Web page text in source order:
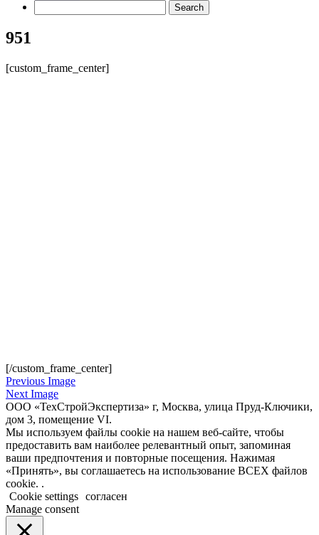
951
[custom_frame_center]
[/custom_frame_center]
Previous Image
Next Image
ООО «ТехСтройЭкспертиза» г, Москва, улица Пруд-Ключики,
дом 3, помещение VI.
Мы используем файлы cookie на нашем веб-сайте, чтобы
предоставить вам наиболее релевантный опыт, запоминая
ваши предпочтения и повторные посещения. Нажимая
«Принять», вы соглашаетесь на использование ВСЕХ файлов
cookie. .
Cookie settings согласен
Manage consent